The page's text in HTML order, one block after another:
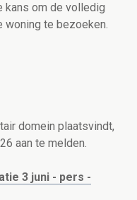
kans om de volledig
te bezoeken.
domein plaatsvindt,
aan te melden.
3 juni - pers -